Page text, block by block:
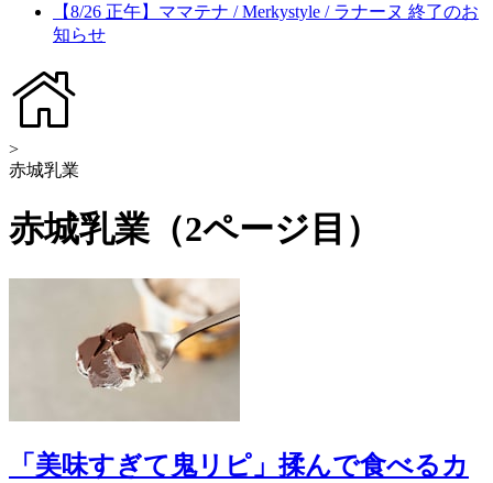
【8/26 正午】ママテナ / Merkystyle / ラナーヌ 終了のお
知らせ
>
赤城乳業
赤城乳業（2ページ目）
「美味すぎて鬼リピ」揉んで食べるカ